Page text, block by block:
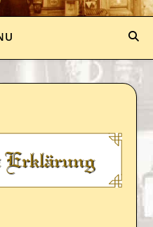
Erklärung